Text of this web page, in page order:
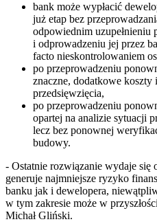
bank może wypłacić
już etap bez
odpowiednim uzupełnieniu
i odprowadzeniu jej przez
facto nieskontrolowaniem
po przeprowadzeniu
znaczne, dodatkowe koszty
przedsięwzięcia,
po przeprowadzeniu
opartej na analizie sytuacji
lecz bez ponownej
budowy.
- Ostatnie rozwiązanie wydaje się
generuje najmniejsze ryzyko
banku jak i dewelopera,
w tym zakresie może w
Michał Gliński.